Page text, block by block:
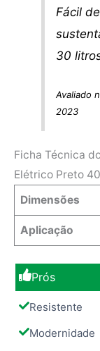
Fácil
30
Avaliado
2023
Ficha Técnica
Elétrico Preto
Dimensões
Aplicação
Prós
Resistente
Modernidade